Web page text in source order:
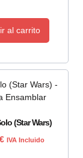
al carrito
(Star Wars)
€ IVA Incluido